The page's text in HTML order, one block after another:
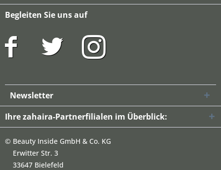
Begleiten Sie uns auf
Newsletter
Ihre zahaira-Partnerfilialen im Überblick:
© Beauty Inside GmbH & Co. KG
Erwitter Str. 3
33647 Bielefeld